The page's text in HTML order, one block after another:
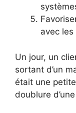
avec
Un jour, un
sortant d’un
était une
doublure